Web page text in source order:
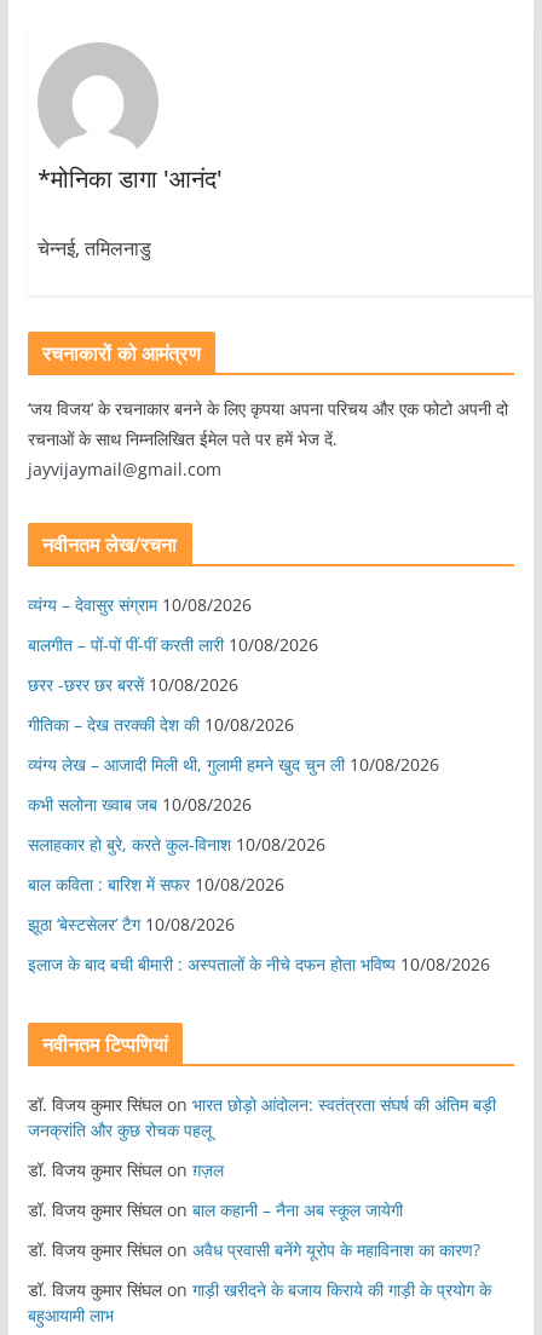
*मोनिका डागा 'आनंद'
चेन्नई, तमिलनाडु
रचनाकारों को आमंत्रण
‘जय विजय’ के रचनाकार बनने के लिए कृपया अपना परिचय और एक फोटो अपनी दो
रचनाओं के साथ निम्नलिखित ईमेल पते पर हमें भेज दें.
jayvijaymail@gmail.com
नवीनतम लेख/रचना
व्यंग्य – देवासुर संग्राम 10/08/2026
बालगीत – पों-पों पीं-पीं करती लारी 10/08/2026
छरर -छरर छर बरसें 10/08/2026
गीतिका – देख तरक्की देश की 10/08/2026
व्यंग्य लेख – आजादी मिली थी, गुलामी हमने खुद चुन ली 10/08/2026
कभी सलोना ख्वाब जब 10/08/2026
सलाहकार हो बुरे, करते कुल-विनाश 10/08/2026
बाल कविता : बारिश में सफर 10/08/2026
झूठा ‘बेस्टसेलर’ टैग 10/08/2026
इलाज के बाद बची बीमारी : अस्पतालों के नीचे दफन होता भविष्य 10/08/2026
नवीनतम टिप्पणियां
डॉ. विजय कुमार सिंघलon भारत छोड़ो आंदोलन: स्वतंत्रता संघर्ष की अंतिम बड़ी
जनक्रांति और कुछ रोचक पहलू
डॉ. विजय कुमार सिंघलon ग़ज़ल
डॉ. विजय कुमार सिंघलon बाल कहानी – नैना अब स्कूल जायेगी
डॉ. विजय कुमार सिंघलon अवैध प्रवासी बनेंगे यूरोप के महाविनाश का कारण?
डॉ. विजय कुमार सिंघलon गाड़ी खरीदने के बजाय किराये की गाड़ी के प्रयोग के
बहुआयामी लाभ